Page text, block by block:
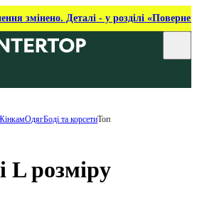
змінено. Деталі - у розділі
ОдягБоді та корсетиТоп
L розміру